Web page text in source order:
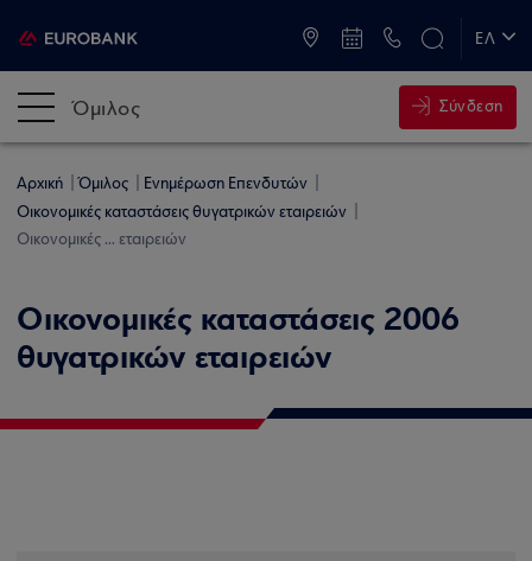
ΕΛ
Όμιλος Σύνδεση
Αρχική Όμιλος
Ενημέρωση Επενδυτών
Οικονομικές καταστάσεις θυγατρικών εταιρειών
Οικονομικές ... εταιρειών
Οικονομικές καταστάσεις 2006
θυγατρικών εταιρειών